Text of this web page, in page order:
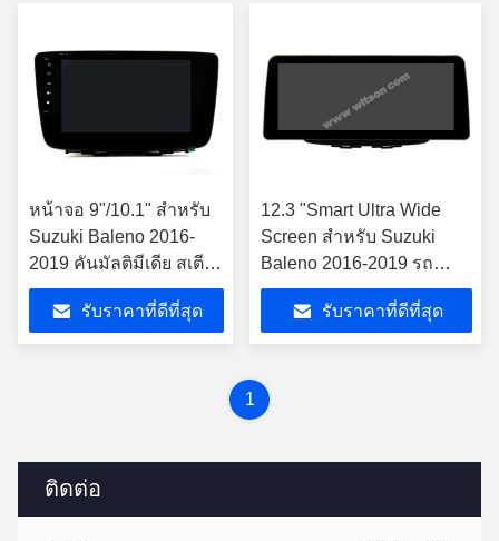
ติดต่อ
หน้าจอ 9"/10.1" สําหรับ
Suzuki Baleno 2016-
2019 คันมัลติมีเดีย สเตีย
โร GPS CarPlay Player
รับราคาที่ดีที่สุด
12.3 "Smart Ultra Wide
Screen สำหรับ Suzuki
Baleno 2016-2019 รถ
วิดีโอ Touch QLED
มัลติมีเดียสเตอริโอ
รับราคาที่ดีที่สุด
1